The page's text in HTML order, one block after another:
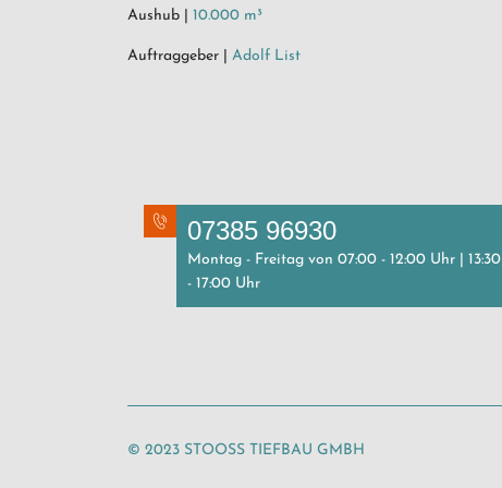
Aushub | 10.000 m³
Auftraggeber | Adolf List
07385 96930
Montag - Freitag von 07:00 - 12:00 Uhr | 13:30
- 17:00 Uhr
© 2023 STOOSS TIEFBAU GMBH